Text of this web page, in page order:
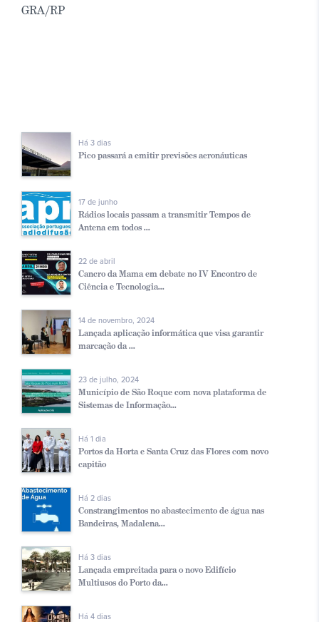
GRA/RP
Há 3 dias
Pico passará a emitir previsões aeronáuticas
17 de junho
Rádios locais passam a transmitir Tempos de
Antena em todos ...
22 de abril
Cancro da Mama em debate no IV Encontro de
Ciência e Tecnologia...
14 de novembro, 2024
Lançada aplicação informática que visa garantir
marcação da ...
23 de julho, 2024
Município de São Roque com nova plataforma de
Sistemas de Informação...
Há 1 dia
Portos da Horta e Santa Cruz das Flores com novo
capitão
Há 2 dias
Constrangimentos no abastecimento de água nas
Bandeiras, Madalena...
Há 3 dias
Lançada empreitada para o novo Edifício
Multiusos do Porto da...
Há 4 dias